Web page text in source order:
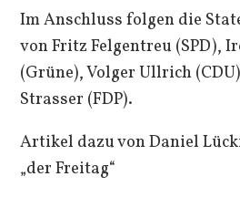
Im Anschluss folgen die
von Fritz Felgentreu (SPD),
(Grüne), Volger Ullrich
Strasser (FDP).
Artikel dazu von Daniel
„der Freitag“